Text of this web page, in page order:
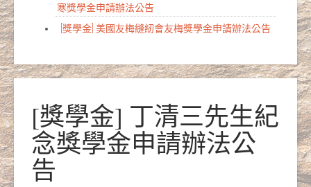
寒獎學金申請辦法公告
[獎學金] 美國友梅縫紉會友梅獎學金申請辦法公告
[獎學金] 丁清三先生紀
念獎學金申請辦法公
告